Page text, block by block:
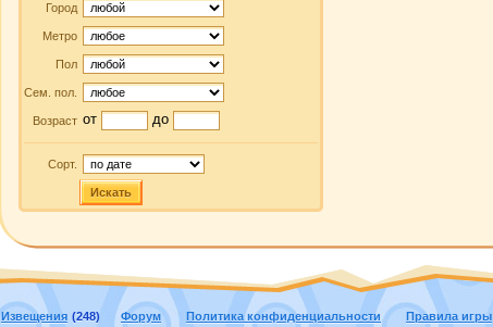
Город
Метро
Пол
Сем. пол.
Возраст от до
Сорт.
Искать
Извещения (248) Форум Политика конфиденциальности Правила игры